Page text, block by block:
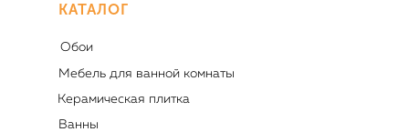
КАТАЛОГ
Обои
Мебель для ванной комнаты
Керамическая плитка
Ванны